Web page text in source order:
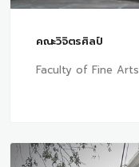
คณะวิจิตรศิลป์
Faculty of Fine Arts